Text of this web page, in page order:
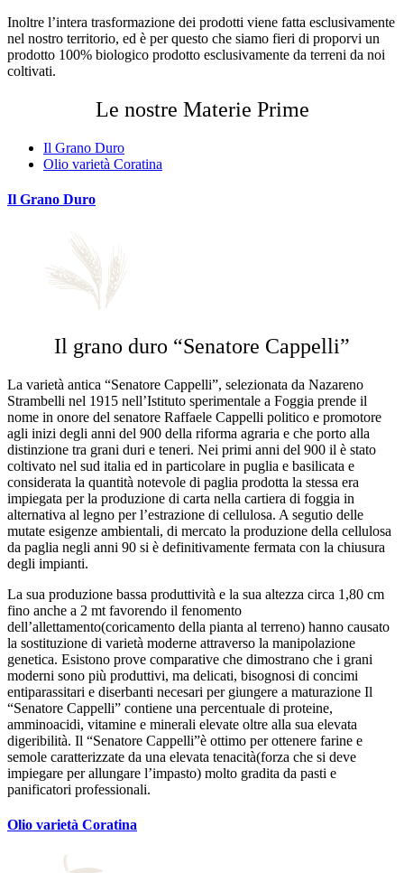
Inoltre l’intera trasformazione dei prodotti viene fatta esclusivamente
nel nostro territorio, ed è per questo che siamo fieri di proporvi un
prodotto 100% biologico prodotto esclusivamente da terreni da noi
coltivati.
Le nostre Materie Prime
Il Grano Duro
Olio varietà Coratina
Il Grano Duro
Il grano duro “Senatore Cappelli”
La varietà antica “Senatore Cappelli”, selezionata da Nazareno
Strambelli nel 1915 nell’Istituto sperimentale a Foggia prende il
nome in onore del senatore Raffaele Cappelli politico e promotore
agli inizi degli anni del 900 della riforma agraria e che porto alla
distinzione tra grani duri e teneri. Nei primi anni del 900 il è stato
coltivato nel sud italia ed in particolare in puglia e basilicata e
considerata la quantità notevole di paglia prodotta la stessa era
impiegata per la produzione di carta nella cartiera di foggia in
alternativa al legno per l’estrazione di cellulosa. A segutio delle
mutate esigenze ambientali, di mercato la produzione della cellulosa
da paglia negli anni 90 si è definitivamente fermata con la chiusura
degli impianti.
La sua produzione bassa produttività e la sua altezza circa 1,80 cm
fino anche a 2 mt favorendo il fenomento
dell’allettamento(coricamento della pianta al terreno) hanno causato
la sostituzione di varietà moderne attraverso la manipolazione
genetica. Esistono prove comparative che dimostrano che i grani
moderni sono più produttivi, ma delicati, bisognosi di concimi
entiparassitari e diserbanti necesari per giungere a maturazione Il
“Senatore Cappelli” contiene una percentuale di proteine,
amminoacidi, vitamine e minerali elevate oltre alla sua elevata
digeribilità. Il “Senatore Cappelli”è ottimo per ottenere farine e
semole caratterizzate da una elevata tenacità(forza che si deve
impiegare per allungare l’impasto) molto gradita da pasti e
panificatori professionali.
Olio varietà Coratina